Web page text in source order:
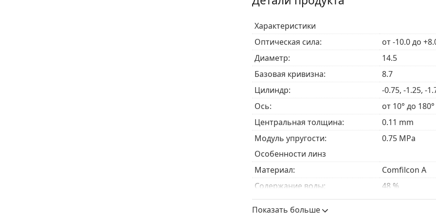
Гибкое ношение – Эти
глазами.
Кому подходят контактные
Biofinity Toric — это специально
непревзойденные преимущества для людей с
выгоду из этих специализированных линз,
Тех, у кого сухие или чувствительные
Тех, кто работает в сухих или
Тех, кто ищет ежемесячный график замены
Часто задаваемые вопросы о
Как долго можно носить Biofinity Toric?
Характеристики
Оптическая сила:
от -10.0 до
Диаметр:
14.5
Базовая кривизна:
8.7
Цилиндр:
-0.75, -1.25, -
Ось:
от 10° до 180°
Центральная толщина:
0.11 mm
Модуль упругости:
0.75 MPa
Особенности линз
Материал:
Comfilcon A
Содержание воды:
48 %
Кислородопроницаемость:
116 Dk/t
Показать больше